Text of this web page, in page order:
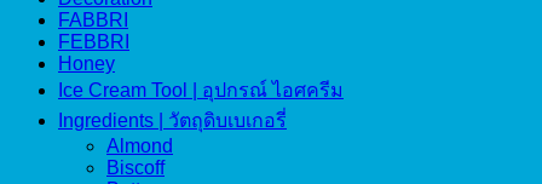
FABBRI
FEBBRI
Honey
Ice Cream Tool | อุปกรณ์ ไอศครีม
Ingredients | วัตถุดิบเบเกอรี่
Almond
Biscoff